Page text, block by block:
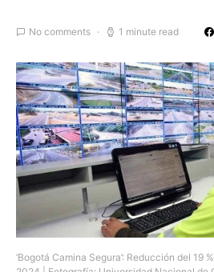
No comments 1 minute read
‘Bogotá Camina Segura’: Reducción del 19